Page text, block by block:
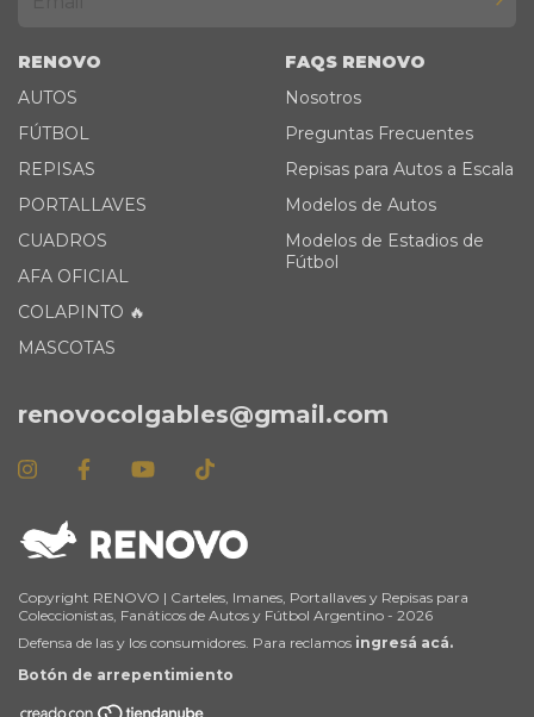
RENOVO
AUTOS
FÚTBOL
REPISAS
PORTALLAVES
CUADROS
AFA OFICIAL
COLAPINTO 🔥
MASCOTAS
FAQS RENOVO
Nosotros
Preguntas Frecuentes
Repisas para Autos a Escala
Modelos de Autos
Modelos de Estadios de
Fútbol
renovocolgables@gmail.com
Copyright RENOVO | Carteles, Imanes, Portallaves y Repisas para
Coleccionistas, Fanáticos de Autos y Fútbol Argentino - 2026
Defensa de las y los consumidores. Para reclamos ingresá acá.
Botón de arrepentimiento